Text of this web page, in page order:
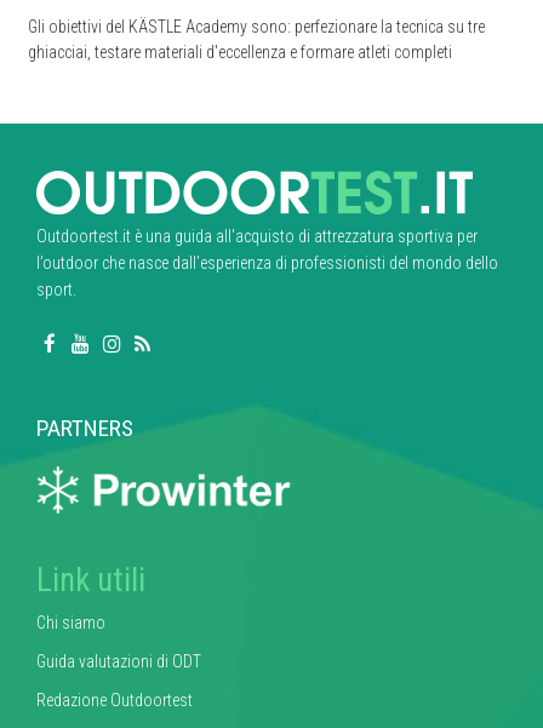
Gli obiettivi del KÄSTLE Academy sono: perfezionare la tecnica su tre
ghiacciai, testare materiali d'eccellenza e formare atleti completi
Outdoortest.it è una guida all’acquisto di attrezzatura sportiva per
l’outdoor che nasce dall’esperienza di professionisti del mondo dello
sport.
PARTNERS
Link utili
Chi siamo
Guida valutazioni di ODT
Redazione Outdoortest